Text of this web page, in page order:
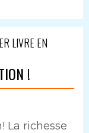
LIVRE EN
!
La richesse